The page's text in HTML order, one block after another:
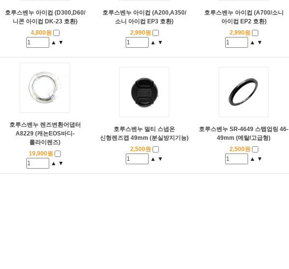
호루스벤누 아이컵 (D300,D60/
니콘 아이컵 DK-23 호환)
4,800원
▲ ▼
호루스벤누 아이컵 (A200,A350/
소니 아이컵 EP3 호환)
2,990원
▲ ▼
호루스벤누 아이컵 (A700/소니
아이컵 EP2 호환)
2,990원
▲ ▼
호루스벤누 렌즈변환어댑터
A8229 (캐논EOS바디-
롤라이렌즈)
19,900원
▲ ▼
호루스벤누 멀티 스넵온
신형렌즈캡 49mm (분실방지기능)
2,500원
▲ ▼
호루스벤누 SR-4649 스텝업링 46-
49mm (메탈/고급형)
2,500원
▲ ▼